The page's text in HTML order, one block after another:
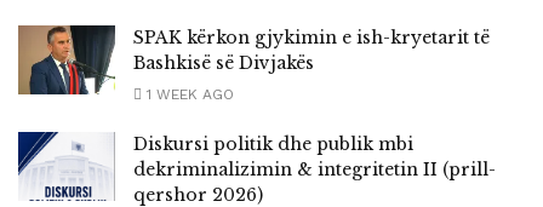
SPAK kërkon gjykimin e ish-kryetarit të
Bashkisë së Divjakës
1 WEEK AGO
Diskursi politik dhe publik mbi
dekriminalizimin & integritetin II (prill-
qershor 2026)